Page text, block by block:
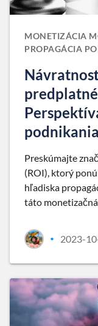
MONETIZÁCIA
PROPAGÁCIA
podnikania
Preskúmajte
(ROI), ktorý
hľadiska
táto
• 2023-